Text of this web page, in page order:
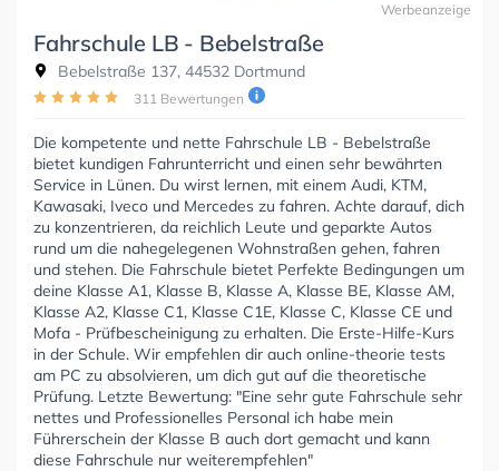
Werbeanzeige
Fahrschule LB - Bebelstraße
Bebelstraße 137, 44532 Dortmund
311 Bewertungen
Die kompetente und nette Fahrschule LB - Bebelstraße
bietet kundigen Fahrunterricht und einen sehr bewährten
Service in Lünen. Du wirst lernen, mit einem Audi, KTM,
Kawasaki, Iveco und Mercedes zu fahren. Achte darauf, dich
zu konzentrieren, da reichlich Leute und geparkte Autos
rund um die nahegelegenen Wohnstraßen gehen, fahren
und stehen. Die Fahrschule bietet Perfekte Bedingungen um
deine Klasse A1, Klasse B, Klasse A, Klasse BE, Klasse AM,
Klasse A2, Klasse C1, Klasse C1E, Klasse C, Klasse CE und
Mofa - Prüfbescheinigung zu erhalten. Die Erste-Hilfe-Kurs
in der Schule. Wir empfehlen dir auch online-theorie tests
am PC zu absolvieren, um dich gut auf die theoretische
Prüfung. Letzte Bewertung: "Eine sehr gute Fahrschule sehr
nettes und Professionelles Personal ich habe mein
Führerschein der Klasse B auch dort gemacht und kann
diese Fahrschule nur weiterempfehlen"